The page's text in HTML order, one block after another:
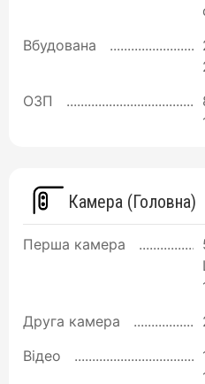
Вбудована
ОЗП
Камера (Головна)
Перша камера
Друга камера
Відео